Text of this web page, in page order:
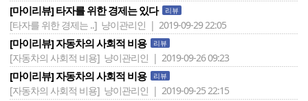
[마이리뷰] 타자를 위한 경제는 있다 리뷰
[타자를 위한 경제는 ..] 냥이관리인 | 2019-09-29 22:05
[마이리뷰] 자동차의 사회적 비용 리뷰
[자동차의 사회적 비용] 냥이관리인 | 2019-09-26 09:23
[마이리뷰] 자동차의 사회적 비용 리뷰
[자동차의 사회적 비용] 냥이관리인 | 2019-09-25 22:15